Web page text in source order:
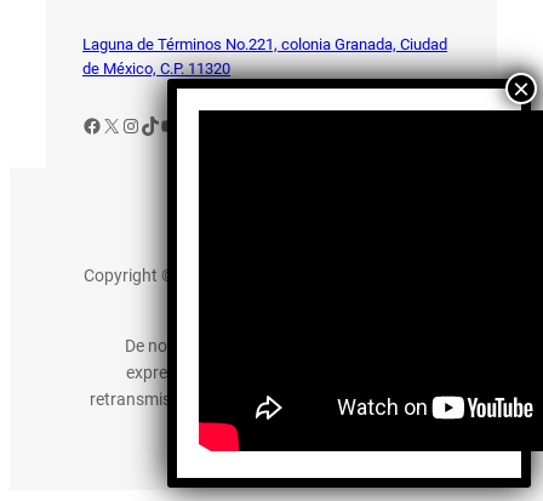
Laguna de Términos No.221, colonia Granada, Ciudad
de México, C.P. 11320
Facebook
X Instagram
TikTok
YouTube
Copyright © 2025 somos-hermanos.mx. Todos los
De no existir previa autorización, queda
expresamente prohibida la publicación,
retransmisión, edición y cualquier otro uso de los
contenidos.